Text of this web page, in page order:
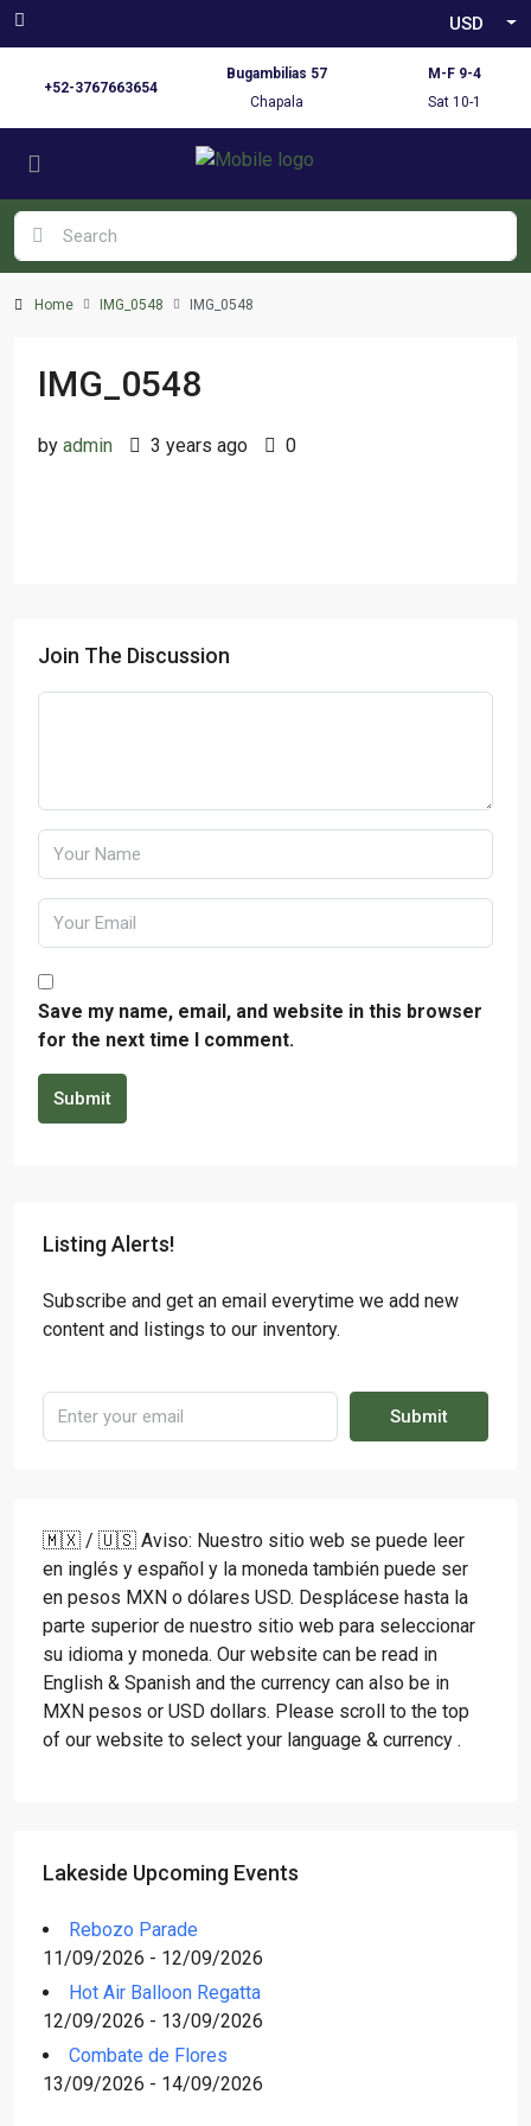
USD
+52-3767663654
Bugambilias 57
Chapala
M-F 9-4
Sat 10-1
Home IMG_0548 IMG_0548
IMG_0548
by admin 3 years ago 0
Join The Discussion
Save my name, email, and website in this browser
for the next time I comment.
Submit
Listing Alerts!
Subscribe and get an email everytime we add new
content and listings to our inventory.
Submit
🇲🇽 / 🇺🇸 Aviso: Nuestro sitio web se puede leer
en inglés y español y la moneda también puede ser
en pesos MXN o dólares USD. Desplácese hasta la
parte superior de nuestro sitio web para seleccionar
su idioma y moneda. Our website can be read in
English & Spanish and the currency can also be in
MXN pesos or USD dollars. Please scroll to the top
of our website to select your language & currency .
Lakeside Upcoming Events
Rebozo Parade
11/09/2026 - 12/09/2026
Hot Air Balloon Regatta
12/09/2026 - 13/09/2026
Combate de Flores
13/09/2026 - 14/09/2026